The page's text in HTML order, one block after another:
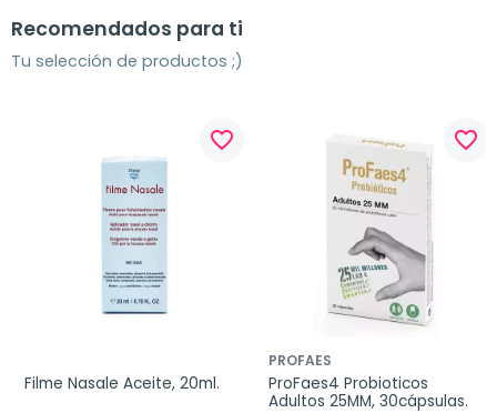
Recomendados para ti
Tu selección de productos ;)
favorite_border
Filme Nasale Aceite, 20ml.
favorite_border
PROFAES
ProFaes4 Probioticos
Adultos 25MM, 30cápsulas.